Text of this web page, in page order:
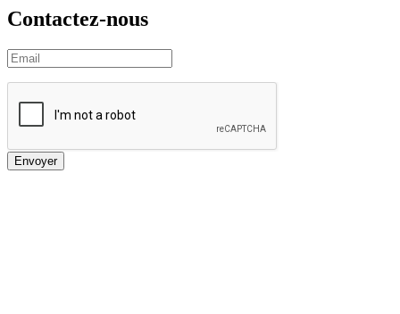
Contactez-nous
Envoyer